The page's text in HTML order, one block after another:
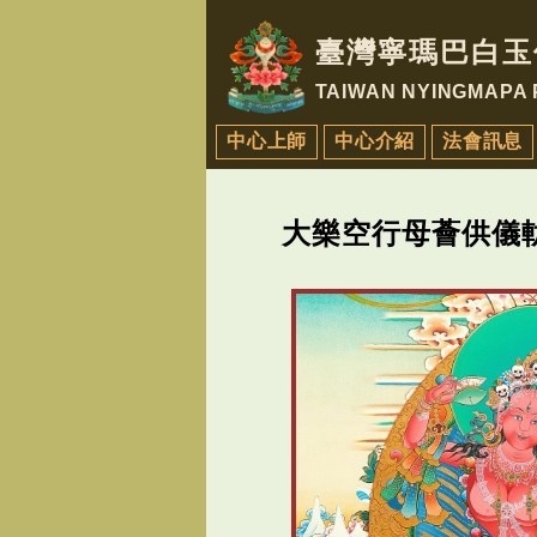
臺灣寧瑪巴白
TAIWAN
中心上師 中心介紹 法會訊息
大樂空行母薈供儀